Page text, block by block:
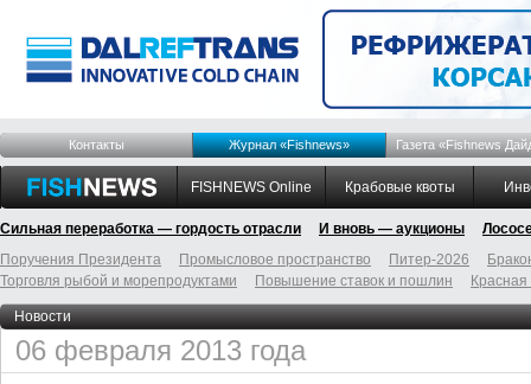
Контакты Журнал «Fishnews» Газета «Fishnews
FISHNEWS Online Крабовые квоты
Сильная переработка — гордость отрасли И вновь — аукционы
Поручения Президента
Промысловое пространство Питер-2026
Торговля рыбой и морепродуктами
Повышение ставок и пошлин
Новости
06 февраля 2013 года